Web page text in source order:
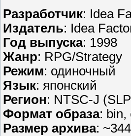
Разработчик: Idea
Издатель: Idea
Год выпуска: 1998
Жанр: RPG/Strategy
Режим: одиночный
Язык: японский
Регион: NTSC-J
Формат образа: bin,
Размер архива: